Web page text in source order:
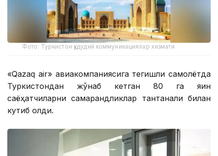
Фото: Туркистон ҳудудий коммуникациялар хизмати
«Qazaq air» авиакомпаниясига тегишли самолётда
Туркистондан жўнаб кетган 80 га яқин
саёҳатчиларни самарқандликлар тантанали билан
кутиб олди.